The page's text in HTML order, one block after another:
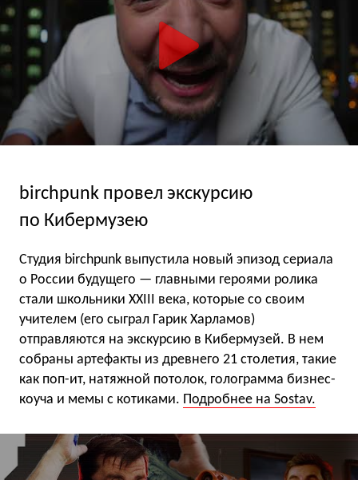
birchpunk провел экскурсию
по Кибермузею
Студия birchpunk выпустила новый эпизод сериала
о России будущего — главными героями ролика
стали школьники XXIII века, которые со своим
учителем (его сыграл Гарик Харламов)
отправляются на экскурсию в Кибермузей. В нем
собраны артефакты из древнего 21 столетия, такие
как поп-ит, натяжной потолок, голограмма бизнес-
коуча и мемы с котиками. Подробнее на Sostav.